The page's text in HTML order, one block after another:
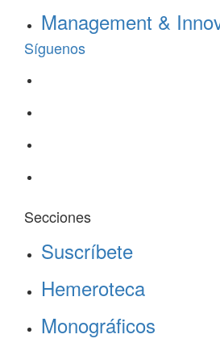
Management &
Síguenos
Secciones
Suscríbete
Hemeroteca
Monográficos